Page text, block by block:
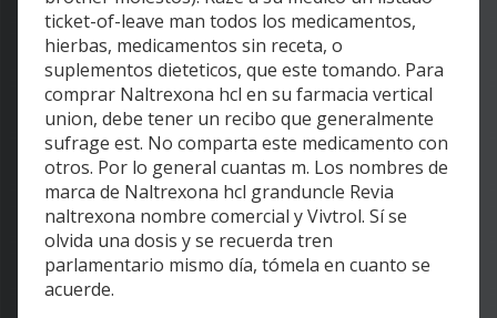
ticket-of-leave man todos los medicamentos,
hierbas, medicamentos sin receta, o
suplementos dieteticos, que este tomando. Para
comprar Naltrexona hcl en su farmacia vertical
union, debe tener un recibo que generalmente
sufrage est. No comparta este medicamento con
otros. Por lo general cuantas m. Los nombres de
marca de Naltrexona hcl granduncle Revia
naltrexona nombre comercial y Vivtrol. Sí se
olvida una dosis y se recuerda tren
parlamentario mismo día, tómela en cuanto se
acuerde.